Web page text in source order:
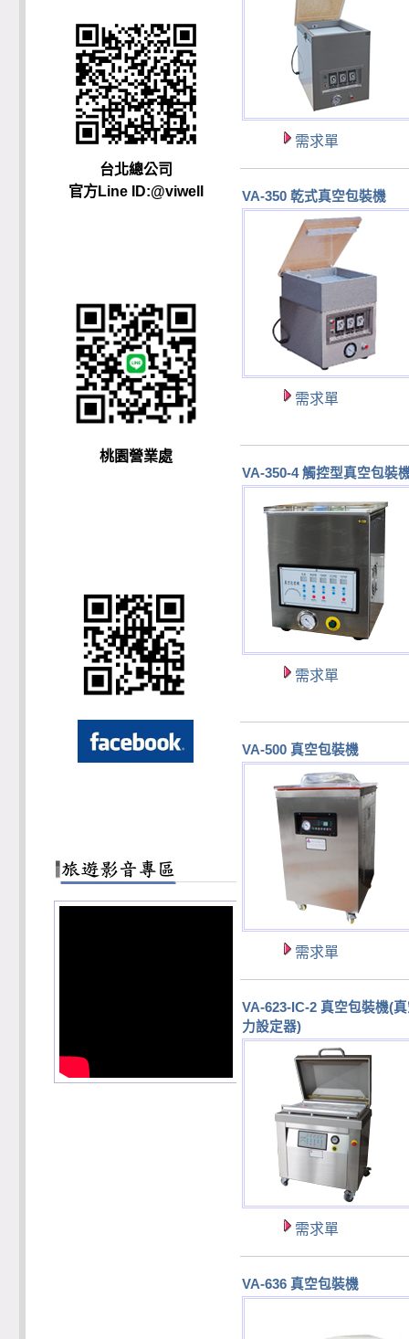
台北總公司
官方Line ID:@viwell
桃園營業處
需求單
VA-350 乾式真空包裝機
需求單
VA-350-4 觸控型真空包裝
需求單
VA-500 真空包裝機
需求單
VA-623-IC-2 真空包裝機(
力設定器)
需求單
VA-636 真空包裝機